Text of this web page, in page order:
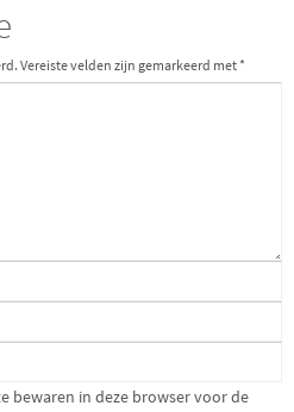
Vereiste velden zijn gemarkeerd met *
bewaren in deze browser voor de